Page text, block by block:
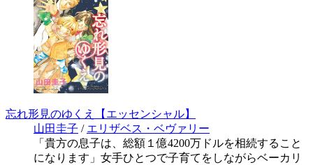
忘れ形見のゆくえ【エッセンシャル】
山田圭子 / エリザベス・ベヴァリー
「貴方の息子は、総額１億4200万ドルを相続すること
になります」女手ひとつで子育てをしながらベーカリ